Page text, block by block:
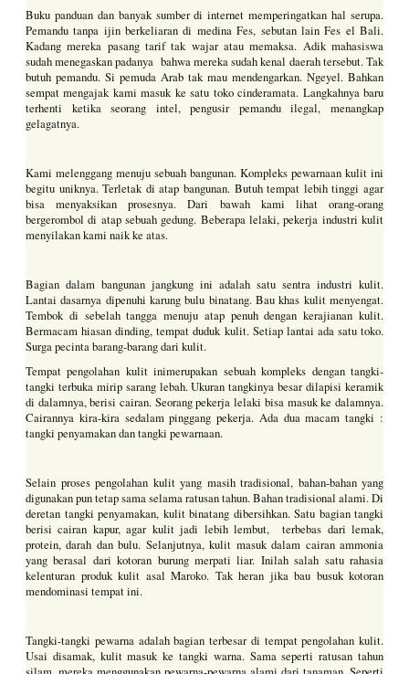
Buku panduan dan banyak sumber di internet memperingatkan hal serupa.
Pemandu tanpa ijin berkeliaran di medina Fes, sebutan lain Fes el Bali.
Kadang mereka pasang tarif tak wajar atau memaksa. Adik mahasiswa
sudah menegaskan padanya bahwa mereka sudah kenal daerah tersebut. Tak
butuh pemandu. Si pemuda Arab tak mau mendengarkan. Ngeyel. Bahkan
sempat mengajak kami masuk ke satu toko cinderamata. Langkahnya baru
terhenti ketika seorang intel, pengusir pemandu ilegal, menangkap
gelagatnya.
Kami melenggang menuju sebuah bangunan. Kompleks pewarnaan kulit ini
begitu uniknya. Terletak di atap bangunan. Butuh tempat lebih tinggi agar
bisa menyaksikan prosesnya. Dari bawah kami lihat orang-orang
bergerombol di atap sebuah gedung. Beberapa lelaki, pekerja industri kulit
menyilakan kami naik ke atas.
Bagian dalam bangunan jangkung ini adalah satu sentra industri kulit.
Lantai dasarnya dipenuhi karung bulu binatang. Bau khas kulit menyengat.
Tembok di sebelah tangga menuju atap penuh dengan kerajianan kulit.
Bermacam hiasan dinding, tempat duduk kulit. Setiap lantai ada satu toko.
Surga pecinta barang-barang dari kulit.
Tempat pengolahan kulit inimerupakan sebuah kompleks dengan tangki-
tangki terbuka mirip sarang lebah. Ukuran tangkinya besar dilapisi keramik
di dalamnya, berisi cairan. Seorang pekerja lelaki bisa masuk ke dalamnya.
Cairannya kira-kira sedalam pinggang pekerja. Ada dua macam tangki :
tangki penyamakan dan tangki pewarnaan.
Selain proses pengolahan kulit yang masih tradisional, bahan-bahan yang
digunakan pun tetap sama selama ratusan tahun. Bahan tradisional alami. Di
deretan tangki penyamakan, kulit binatang dibersihkan. Satu bagian tangki
berisi cairan kapur, agar kulit jadi lebih lembut, terbebas dari lemak,
protein, darah dan bulu. Selanjutnya, kulit masuk dalam cairan ammonia
yang berasal dari kotoran burung merpati liar. Inilah salah satu rahasia
kelenturan produk kulit asal Maroko. Tak heran jika bau busuk kotoran
mendominasi tempat ini.
Tangki-tangki pewarna adalah bagian terbesar di tempat pengolahan kulit.
Usai disamak, kulit masuk ke tangki warna. Sama seperti ratusan tahun